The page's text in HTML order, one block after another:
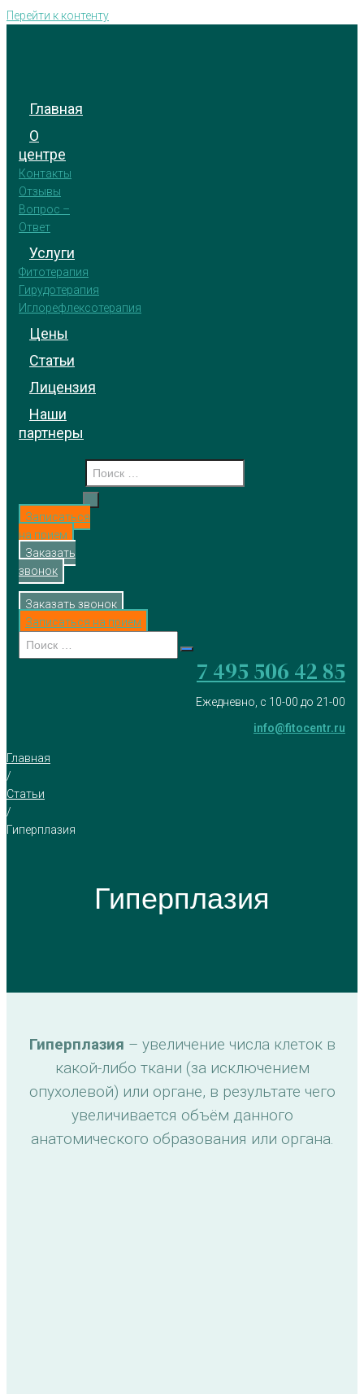
Перейти к контенту
Главная
О
центре
Контакты
Отзывы
Вопрос –
Ответ
Услуги
Фитотерапия
Гирудотерапия
Иглорефлексотерапия
Цены
Статьи
Лицензия
Наши
партнеры
Записаться
на прием
Заказать
звонок
Заказать звонок
Записаться на прием
7 495 506 42 85
Ежедневно, с 10-00 до 21-00
info@fitocentr.ru
Главная
/
Статьи
/
Гиперплазия
Гиперплазия
Гиперплазия – увеличение числа клеток в
какой-либо ткани (за исключением
опухолевой) или органе, в результате чего
увеличивается объём данного
анатомического образования или органа.